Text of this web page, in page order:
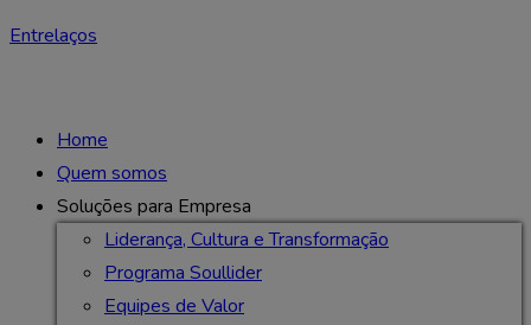
Entrelaços
Home
Quem somos
Soluções para Empresa
Liderança, Cultura e Transformação
Programa Soullider
Equipes de Valor